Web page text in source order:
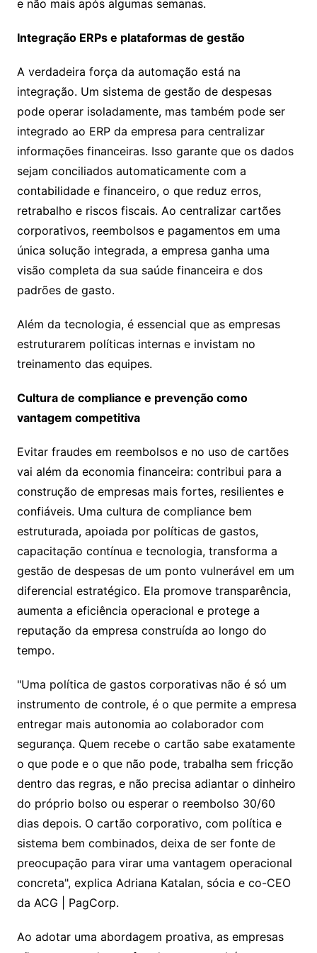
e não mais após algumas semanas.
Integração ERPs e plataformas de gestão
A verdadeira força da automação está na
integração. Um sistema de gestão de despesas
pode operar isoladamente, mas também pode ser
integrado ao ERP da empresa para centralizar
informações financeiras. Isso garante que os dados
sejam conciliados automaticamente com a
contabilidade e financeiro, o que reduz erros,
retrabalho e riscos fiscais. Ao centralizar cartões
corporativos, reembolsos e pagamentos em uma
única solução integrada, a empresa ganha uma
visão completa da sua saúde financeira e dos
padrões de gasto.
Além da tecnologia, é essencial que as empresas
estruturarem políticas internas e invistam no
treinamento das equipes.
Cultura de compliance e prevenção como
vantagem competitiva
Evitar fraudes em reembolsos e no uso de cartões
vai além da economia financeira: contribui para a
construção de empresas mais fortes, resilientes e
confiáveis. Uma cultura de compliance bem
estruturada, apoiada por políticas de gastos,
capacitação contínua e tecnologia, transforma a
gestão de despesas de um ponto vulnerável em um
diferencial estratégico. Ela promove transparência,
aumenta a eficiência operacional e protege a
reputação da empresa construída ao longo do
tempo.
"Uma política de gastos corporativas não é só um
instrumento de controle, é o que permite a empresa
entregar mais autonomia ao colaborador com
segurança. Quem recebe o cartão sabe exatamente
o que pode e o que não pode, trabalha sem fricção
dentro das regras, e não precisa adiantar o dinheiro
do próprio bolso ou esperar o reembolso 30/60
dias depois. O cartão corporativo, com política e
sistema bem combinados, deixa de ser fonte de
preocupação para virar uma vantagem operacional
concreta", explica Adriana Katalan, sócia e co-CEO
da ACG | PagCorp.
Ao adotar uma abordagem proativa, as empresas